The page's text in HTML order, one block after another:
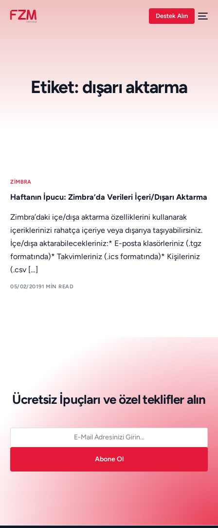
Destek Alın
Etiket: dışarı aktarma
ZIMBRA
Haftanın İpucu: Zimbra’da Verileri İçeri/Dışarı Aktarma
Zimbra’daki içe/dışa aktarma özelliklerini kullanarak
içeriklerinizi rahatça içeriye veya dışarıya taşıyabilirsiniz.
İçe/dışa aktarabilecekleriniz:* E-posta klasörleriniz (.tgz
formatında)* Takvimleriniz (.ics formatında)* Kişileriniz
(.csv […]
05/02/20191 MIN READ
Ücretsiz İpuçlarıveözelteklifleralın
Abone Ol